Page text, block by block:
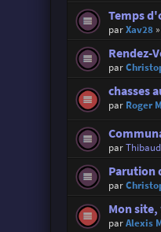
Temps
parXav28»
Rendez-
par
chasses
par Roger
par
Parution
par
Mon
parAlexis